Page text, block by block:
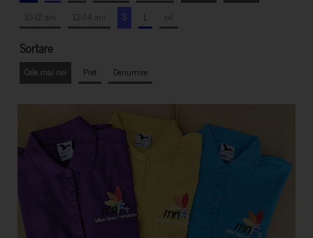
10-12 ani
12-14 ani S L xxl
Sortare
Cele mai noi Pret Denumire